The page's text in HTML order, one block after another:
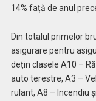
14% față de anul
Din totalul primelor
asigurare pentru
dețin clasele A10 –
auto terestre, A3 –
rulant, A8 – Incendiu